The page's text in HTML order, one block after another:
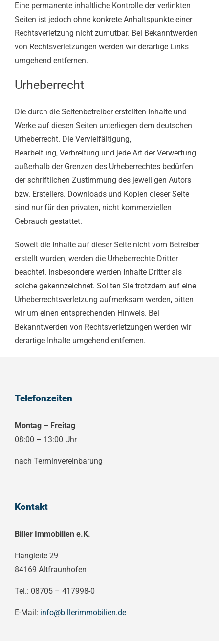
Eine permanente inhaltliche Kontrolle der verlinkten
Seiten ist jedoch ohne konkrete Anhaltspunkte einer
Rechtsverletzung nicht zumutbar. Bei Bekanntwerden
von Rechtsverletzungen werden wir derartige Links
umgehend entfernen.
Urheberrecht
Die durch die Seitenbetreiber erstellten Inhalte und
Werke auf diesen Seiten unterliegen dem deutschen
Urheberrecht. Die Vervielfältigung,
Bearbeitung, Verbreitung und jede Art der Verwertung
außerhalb der Grenzen des Urheberrechtes bedürfen
der schriftlichen Zustimmung des jeweiligen Autors
bzw. Erstellers. Downloads und Kopien dieser Seite
sind nur für den privaten, nicht kommerziellen
Gebrauch gestattet.
Soweit die Inhalte auf dieser Seite nicht vom Betreiber
erstellt wurden, werden die Urheberrechte Dritter
beachtet. Insbesondere werden Inhalte Dritter als
solche gekennzeichnet. Sollten Sie trotzdem auf eine
Urheberrechtsverletzung aufmerksam werden, bitten
wir um einen entsprechenden Hinweis. Bei
Bekanntwerden von Rechtsverletzungen werden wir
derartige Inhalte umgehend entfernen.
Telefonzeiten
Montag – Freitag
08:00 – 13:00 Uhr
nach Terminvereinbarung
Kontakt
Biller Immobilien e.K.
Hangleite 29
84169 Altfraunhofen
Tel.: 08705 – 417998-0
E-Mail: info@billerimmobilien.de